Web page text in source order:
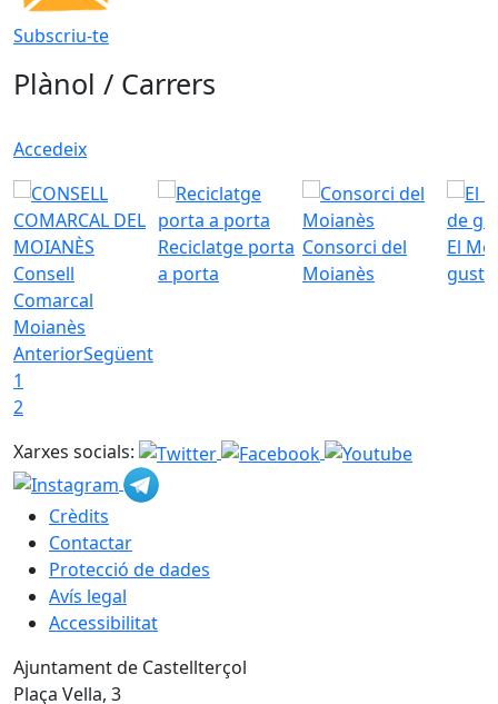
Subscriu-te
Plànol / Carrers
Accedeix
Consell
Comarcal
Moianès
Reciclatge porta
a porta
Consorci del
Moianès
El
gust
AnteriorSegüent
1
2
Xarxes socials:
Crèdits
Contactar
Protecció de dades
Avís legal
Accessibilitat
Ajuntament de Castellterçol
Plaça Vella, 3